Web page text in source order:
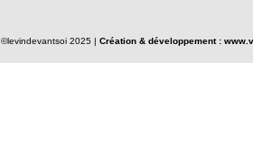
©levindevantsoi 2025 |Création & développement :